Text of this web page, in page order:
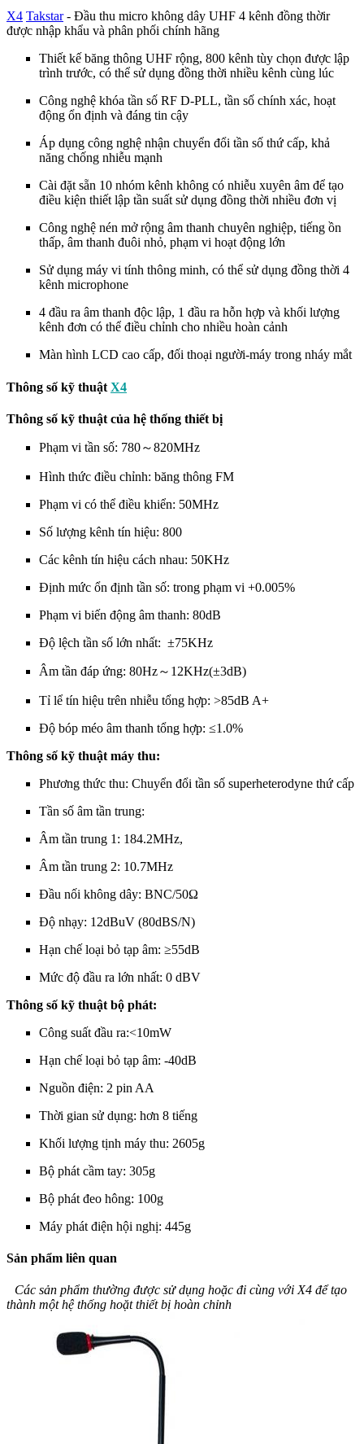
X4 Takstar- Đầu thu micro không dây UHF 4 kênh đồng thờir
được nhập khẩu và phân phối chính hãng
Thiết kế băng thông UHF rộng, 800 kênh tùy chọn được lập
trình trước, có thể sử dụng đồng thời nhiều kênh cùng lúc
Công nghệ khóa tần số RF D-PLL, tần số chính xác, hoạt
động ổn định và đáng tin cậy
Áp dụng công nghệ nhận chuyển đổi tần số thứ cấp, khả
năng chống nhiễu mạnh
Cài đặt sẵn 10 nhóm kênh không có nhiễu xuyên âm để tạo
điều kiện thiết lập tần suất sử dụng đồng thời nhiều đơn vị
Công nghệ nén mở rộng âm thanh chuyên nghiệp, tiếng ồn
thấp, âm thanh đuôi nhỏ, phạm vi hoạt động lớn
Sử dụng máy vi tính thông minh, có thể sử dụng đồng thời 4
kênh microphone
4 đầu ra âm thanh độc lập, 1 đầu ra hỗn hợp và khối lượng
kênh đơn có thể điều chỉnh cho nhiều hoàn cảnh
Màn hình LCD cao cấp, đối thoại người-máy trong nháy mắt
Thông số kỹ thuật X4
Thông số kỹ thuật của hệ thống thiết bị
Phạm vi tần số: 780～820MHz
Hình thức điều chỉnh: băng thông FM
Phạm vi có thể điều khiển: 50MHz
Số lượng kênh tín hiệu: 800
Các kênh tín hiệu cách nhau: 50KHz
Định mức ổn định tần số: trong phạm vi +0.005%
Phạm vi biến động âm thanh: 80dB
Độ lệch tần số lớn nhất: ±75KHz
Âm tần đáp ứng: 80Hz～12KHz(±3dB)
Tỉ lể tín hiệu trên nhiễu tổng hợp: >85dB A+
Độ bóp méo âm thanh tổng hợp: ≤1.0%
Thông số kỹ thuật máy thu:
Phương thức thu: Chuyển đổi tần số superheterodyne thứ cấp
Tần số âm tần trung:
Âm tần trung 1: 184.2MHz,
Âm tần trung 2: 10.7MHz
Đầu nối không dây: BNC/50Ω
Độ nhạy: 12dBuV (80dBS/N)
Hạn chế loại bỏ tạp âm: ≥55dB
Mức độ đầu ra lớn nhất: 0 dBV
Thông số kỹ thuật bộ phát:
Công suất đầu ra:<10mW
Hạn chế loại bỏ tạp âm: -40dB
Nguồn điện: 2 pin AA
Thời gian sử dụng: hơn 8 tiếng
Khối lượng tịnh máy thu: 2605g
Bộ phát cầm tay: 305g
Bộ phát đeo hông: 100g
Máy phát điện hội nghị: 445g
Sản phẩm liên quan
Các sản phẩm thường được sử dụng hoặc đi cùng với X4 để tạo
thành một hệ thống hoặt thiết bị hoàn chỉnh